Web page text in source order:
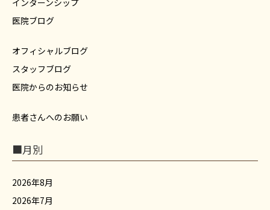
インターンシップ
医院ブログ
オフィシャルブログ
スタッフブログ
医院からのお知らせ
患者さんへのお願い
■月別
2026年8月
2026年7月